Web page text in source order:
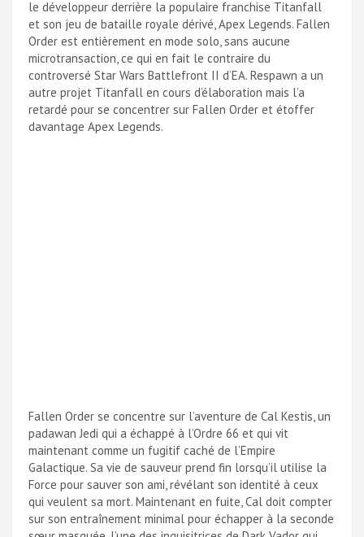
le développeur derrière la populaire franchise Titanfall
et son jeu de bataille royale dérivé, Apex Legends. Fallen
Order est entièrement en mode solo, sans aucune
microtransaction, ce qui en fait le contraire du
controversé Star Wars Battlefront II d’EA. Respawn a un
autre projet Titanfall en cours d’élaboration mais l’a
retardé pour se concentrer sur Fallen Order et étoffer
davantage Apex Legends.
Fallen Order se concentre sur l’aventure de Cal Kestis, un
padawan Jedi qui a échappé à l’Ordre 66 et qui vit
maintenant comme un fugitif caché de l’Empire
Galactique. Sa vie de sauveur prend fin lorsqu’il utilise la
Force pour sauver son ami, révélant son identité à ceux
qui veulent sa mort. Maintenant en fuite, Cal doit compter
sur son entraînement minimal pour échapper à la seconde